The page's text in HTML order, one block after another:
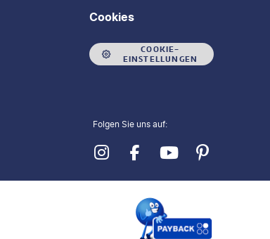
Cookies
COOKIE-
EINSTELLUNGEN
Folgen Sie uns auf: